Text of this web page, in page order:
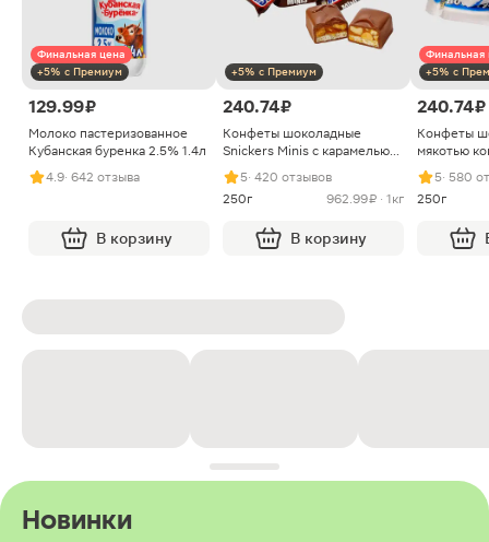
Финальная цена
+5% с Премиум
129.99 ₽
Молоко пастеризованное
Кубанская буренка 2.5% 1.4л
4.9· 642 отзыва
В корзину
+5% с Премиум
240.74 ₽
Конфеты шоколадные
Snickers Minis с карамелью
арахисом и нугой
5· 420 отзывов
250г
962.99 ₽ · 1кг
В корзину
Финальная
+5% с
240.74 ₽
Конфеты
мякотью
5· 580
250г
Новинки